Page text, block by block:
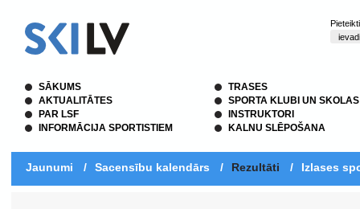
SĀKUMS
AKTUALITĀTES
PAR LSF
INFORMĀCIJA SPORTISTIEM
TRASES
SPORTA KLUBI UN SKOLAS
INSTRUKTORI
KALNU SLĒPOŠANA
Jaunumi / Sacensību kalendārs / Rezultāti / Izlases